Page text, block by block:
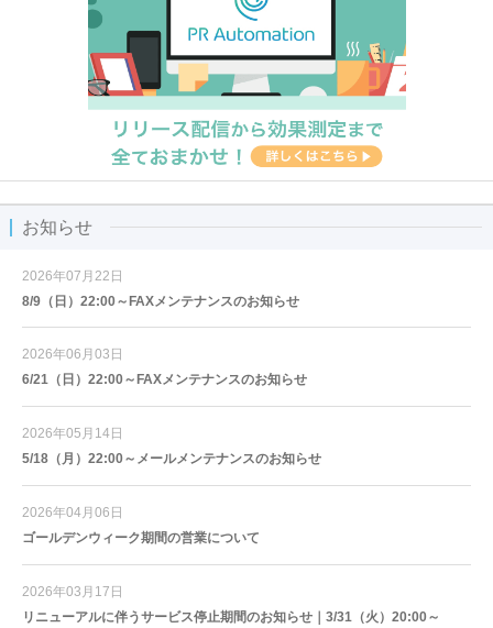
お知らせ
2026年07月22日
8/9（日）22:00～FAXメンテナンスのお知らせ
2026年06月03日
6/21（日）22:00～FAXメンテナンスのお知らせ
2026年05月14日
5/18（月）22:00～メールメンテナンスのお知らせ
2026年04月06日
ゴールデンウィーク期間の営業について
2026年03月17日
リニューアルに伴うサービス停止期間のお知らせ｜3/31（火）20:00～